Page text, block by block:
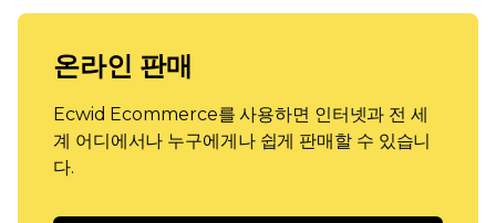
온라인 판매
Ecwid Ecommerce를 사용하면 인터넷과 전 세
계 어디에서나 누구에게나 쉽게 판매할 수 있습니
다.